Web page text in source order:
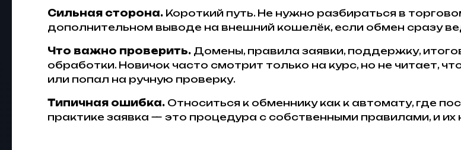
Сильная сторона. Короткий путь. Не нужно разбираться в
дополнительном выводе на внешний кошелёк, если обмен сразу
Что важно проверить. Домены, правила заявки, поддержку,
обработки. Новичок часто смотрит только на курс, но не читает,
или попал на ручную проверку.
Типичная ошибка. Относиться к обменнику как к автомату, где
практике заявка — это процедура с собственными правилами, и